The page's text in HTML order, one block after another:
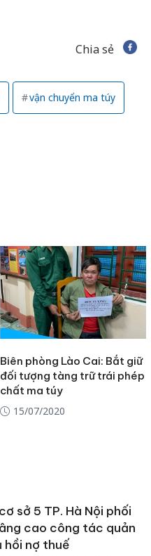
Chia sẻ
vận chuyển ma túy
Biên phòng Lào Cai: Bắt giữ
đối tượng tàng trữ trái phép
chất ma túy
15/07/2020
sở 5 TP. Hà Nội phối
cao công tác quản
hồi nợ thuế